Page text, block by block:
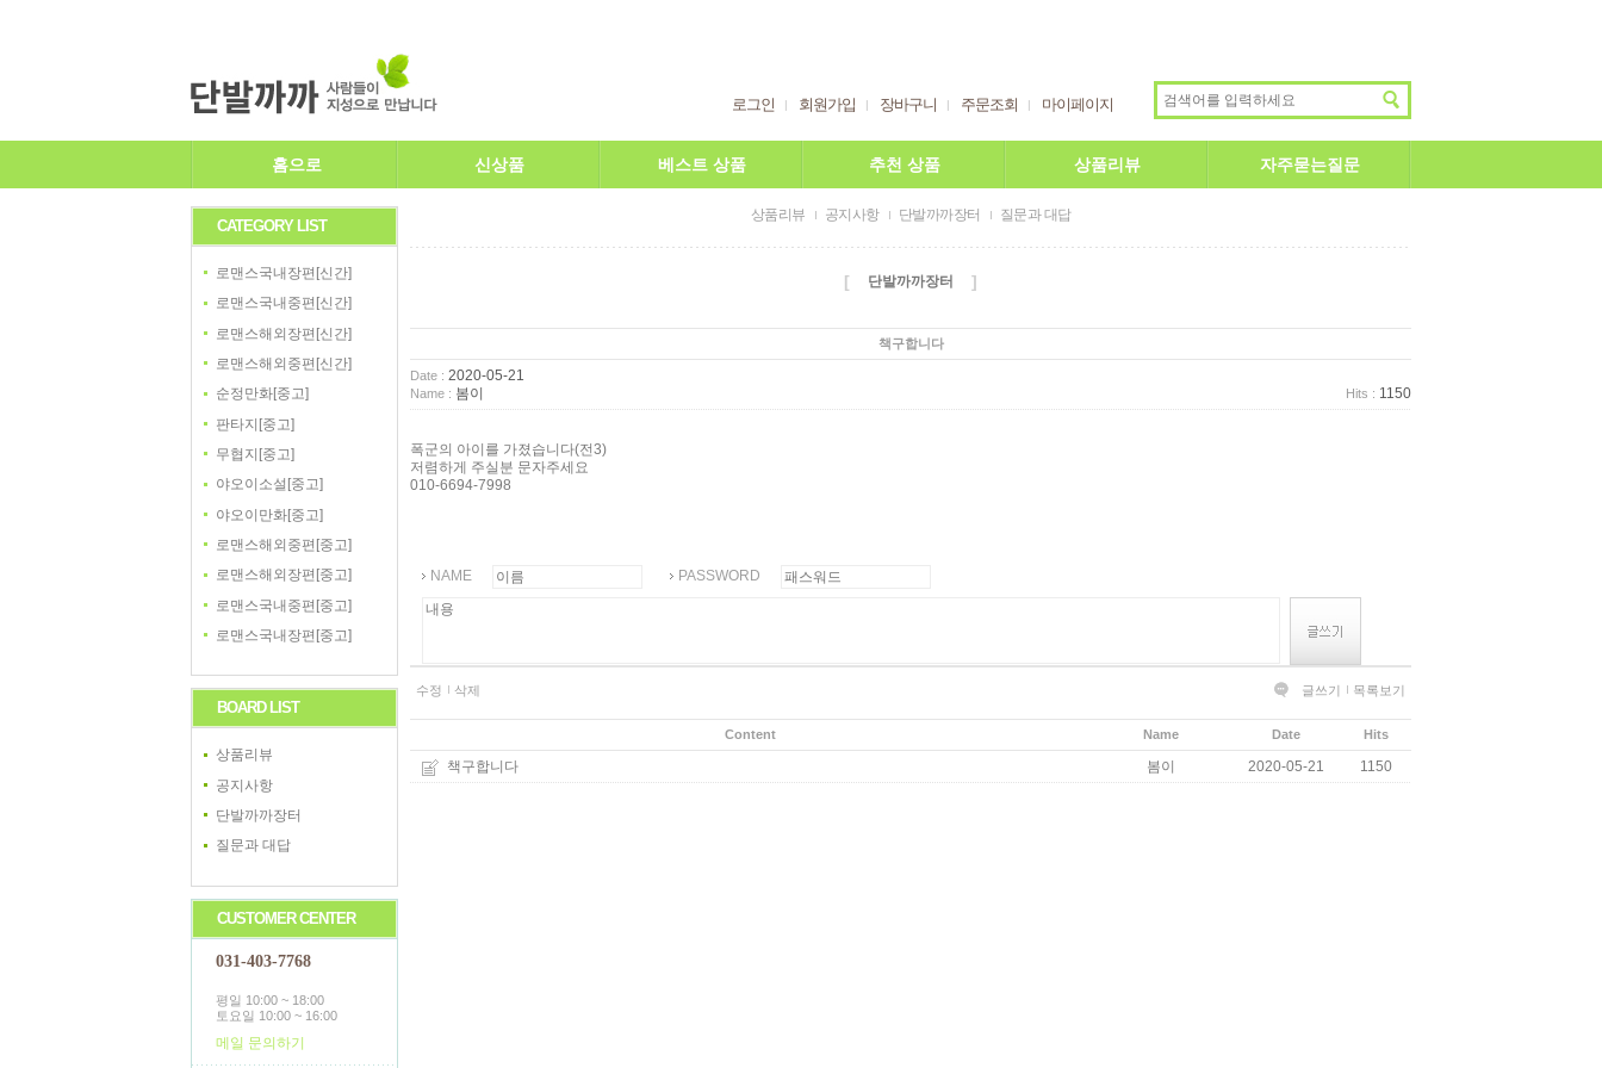
로그인 회원가입 장바구니 주문조회 마이페이지
홈으로 신상품 베스트 상품 추천 상품 상품리뷰 자주묻는질문
CATEGORY LIST
로맨스국내장편[신간]
로맨스국내중편[신간]
로맨스해외장편[신간]
로맨스해외중편[신간]
순정만화[중고]
판타지[중고]
무협지[중고]
야오이소설[중고]
야오이만화[중고]
로맨스해외중편[중고]
로맨스해외장편[중고]
로맨스국내중편[중고]
로맨스국내장편[중고]
BOARD LIST
상품리뷰
공지사항
단발까까장터
질문과 대답
CUSTOMER CENTER
031-403-7768
평일 10:00 ~ 18:00
토요일 10:00 ~ 16:00
메일 문의하기
상품리뷰 공지사항 단발까까장터 질문과 대답
[ 단발까까장터 ]
책구합니다
Date : 2020-05-21
Name : 봄이 Hits : 1150
폭군의 아이를 가졌습니다(전3)
저렴하게 주실분 문자주세요
010-6694-7998
NAME PASSWORD
수정 삭제 글쓰기 목록보기
Content Name Date Hits
책구합니다 봄이 2020-05-21 1150